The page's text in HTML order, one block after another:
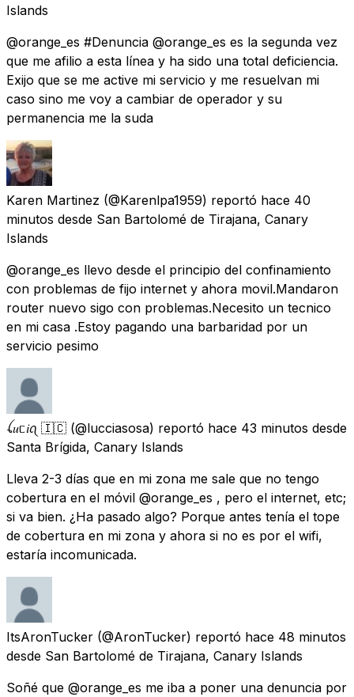
Islands
@orange_es #Denuncia @orange_es es la segunda vez
que me afilio a esta línea y ha sido una total deficiencia.
Exijo que se me active mi servicio y me resuelvan mi
caso sino me voy a cambiar de operador y su
permanencia me la suda
Karen Martinez (@Karenlpa1959) reportó hace 40
minutos desde San Bartolomé de Tirajana, Canary
Islands
@orange_es llevo desde el principio del confinamiento
con problemas de fijo internet y ahora movil.Mandaron
router nuevo sigo con problemas.Necesito un tecnico
en mi casa .Estoy pagando una barbaridad por un
servicio pesimo
ꪶ𝑢ᥴ𝑖ꪖ 🇮🇨 (@lucciasosa) reportó hace 43 minutos desde
Santa Brígida, Canary Islands
Lleva 2-3 días que en mi zona me sale que no tengo
cobertura en el móvil @orange_es , pero el internet, etc;
si va bien. ¿Ha pasado algo? Porque antes tenía el tope
de cobertura en mi zona y ahora si no es por el wifi,
estaría incomunicada.
ItsAronTucker (@AronTucker) reportó hace 48 minutos
desde San Bartolomé de Tirajana, Canary Islands
Soñé que @orange_es me iba a poner una denuncia por